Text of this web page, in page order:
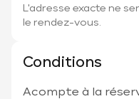
L'adresse exacte ne
le rendez-vous.
Conditions
Acompte à la